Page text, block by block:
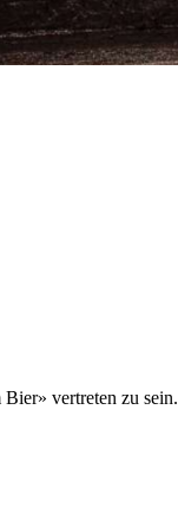
vertreten zu sein.